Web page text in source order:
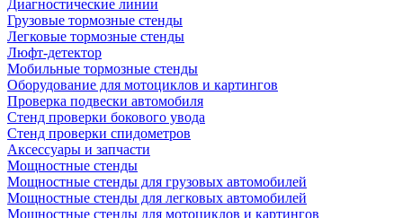
Диагностические линии
Грузовые тормозные стенды
Легковые тормозные стенды
Люфт-детектор
Мобильные тормозные стенды
Оборудование для мотоциклов и картингов
Проверка подвески автомобиля
Стенд проверки бокового увода
Стенд проверки спидометров
Аксессуары и запчасти
Мощностные стенды
Мощностные стенды для грузовых автомобилей
Мощностные стенды для легковых автомобилей
Мощностные стенды для мотоциклов и картингов